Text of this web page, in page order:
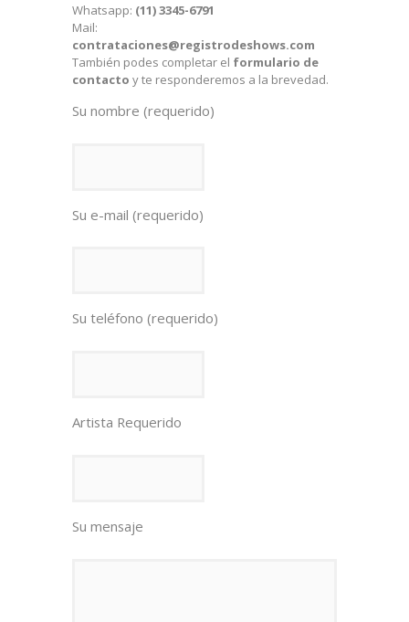
Whatsapp: (11) 3345-6791
Mail:
contrataciones@registrodeshows.com
También podes completar el formulario de
contacto y te responderemos a la brevedad.
Su nombre (requerido)
Su e-mail (requerido)
Su teléfono (requerido)
Artista Requerido
Su mensaje